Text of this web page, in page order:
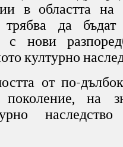
в областта на
трябва да
с нови
културно
от по-
на